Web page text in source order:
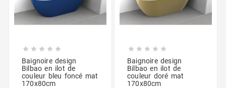
    
Baignoire design
Bilbao en ilot de
couleur bleu foncé mat
170x80cm
    
Baignoire design
Bilbao en ilot de
couleur doré mat
170x80cm